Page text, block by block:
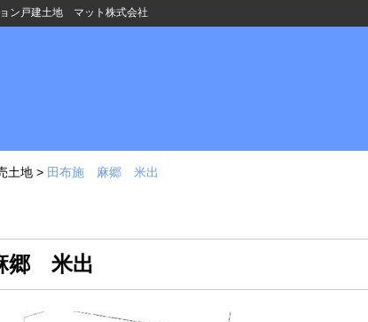
ン戸建土地 マット株式会社
土地 > 田布施 麻郷 米出
郷 米出